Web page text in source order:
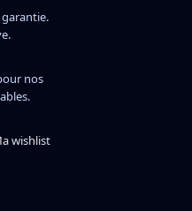
nos
wishlist